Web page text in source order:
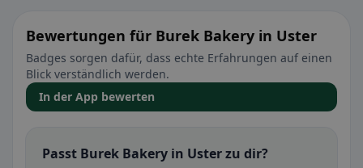
Bewertungen für Burek Bakery in Uster
Badges sorgen dafür, dass echte Erfahrungen auf einen
Blick verständlich werden.
In der App bewerten
Passt Burek Bakery in Uster zu dir?